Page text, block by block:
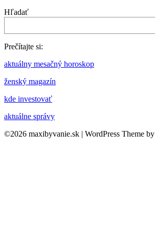
Hľadať
Prečítajte si:
aktuálny mesačný horoskop
ženský magazín
kde investovať
aktuálne správy
©2026 maxibyvanie.sk | WordPress Theme by